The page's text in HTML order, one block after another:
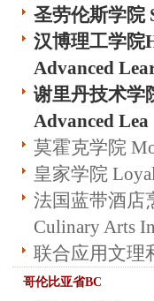
圣劳伦斯学院
汉博理工学院
Advanced
谢里丹技术学
Advanced Lea
莫霍克学院
皇家学院
法国蓝带酒店
Culinary Arts
联合应用文理
哥伦比亚省BC